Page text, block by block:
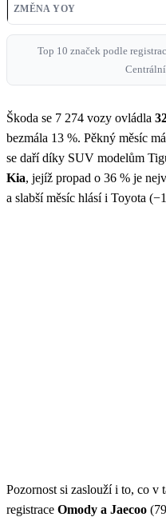
Top 10 značek podle
Škoda se 7 274 vozy ovládla
bezmála 13 %. Pěkný měsíc
se daří díky SUV modelům
Kia, jejíž propad o 36 % je
a slabší měsíc hlásí i Toyota
Pozornost si zaslouží i to, co v
registrace Omody a Jaecoo